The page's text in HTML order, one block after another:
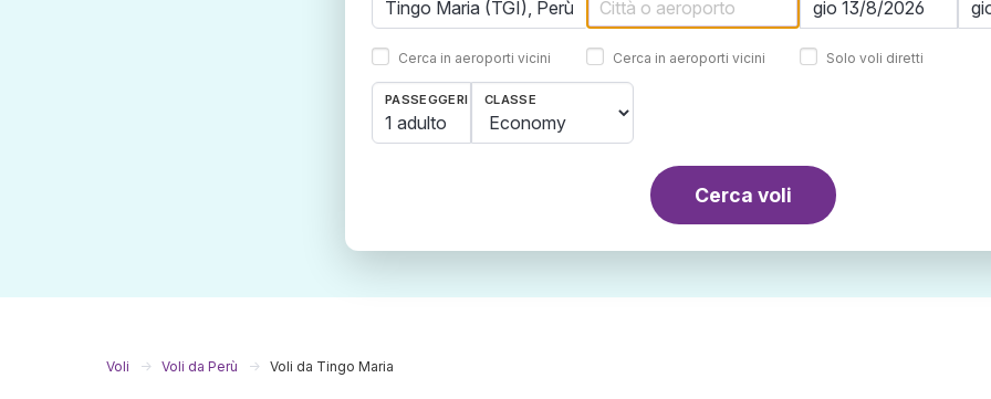
Cerca in aeroporti vicini Cerca in aeroporti vicini Solo voli diretti
PASSEGGERI
1 adulto
CLASSE
Cerca voli
Voli Voli da Perù Voli da Tingo Maria